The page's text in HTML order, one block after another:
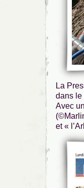
La
dans le
Avec
et «